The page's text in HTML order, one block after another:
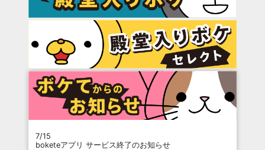
7/15
boketeアプリ サービス終了のお知らせ